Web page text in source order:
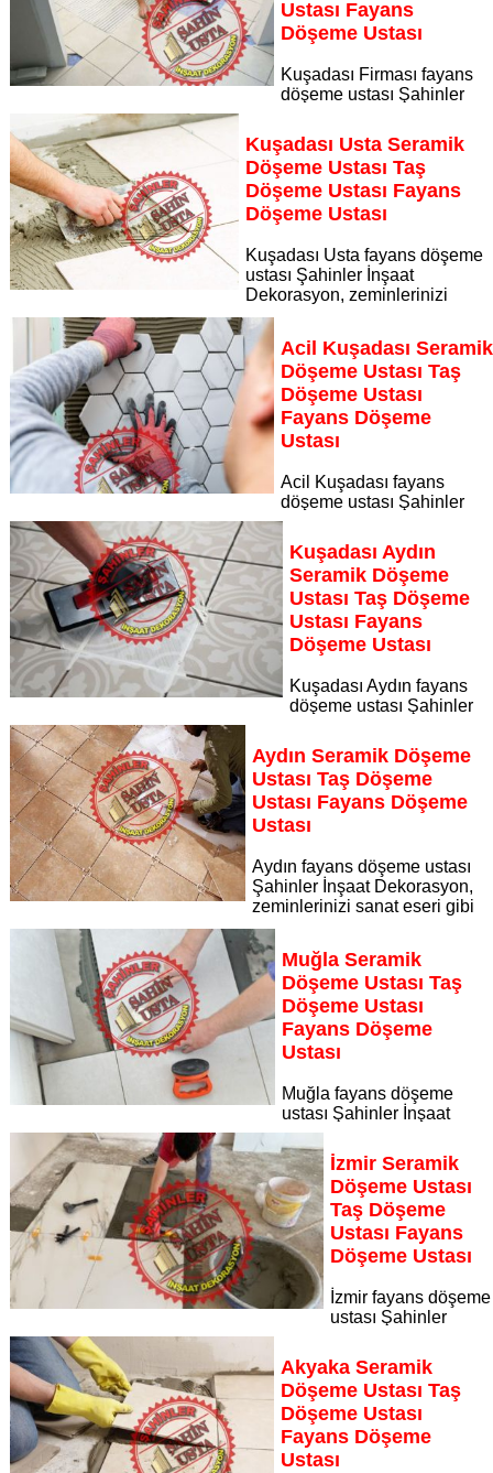
Ustası Fayans
Döşeme Ustası
Kuşadası Firması fayans
döşeme ustası Şahinler
İnşaat Dekorasyon, zeminlerinizi sanat eseri gibi işleyen
uzman kadrosuyla Kuşadası Firması bölgesine özel hizmet
sunuyor
Sayfaya Git
Kuşadası Usta Seramik
Döşeme Ustası Taş
Döşeme Ustası Fayans
Döşeme Ustası
Kuşadası Usta fayans döşeme
ustası Şahinler İnşaat
Dekorasyon, zeminlerinizi
sanat eseri gibi işleyen uzman kadrosuyla Kuşadası Usta
bölgesine özel hizmet sunuyor
Sayfaya Git
Acil Kuşadası Seramik
Döşeme Ustası Taş
Döşeme Ustası
Fayans Döşeme
Ustası
Acil Kuşadası fayans
döşeme ustası Şahinler
İnşaat Dekorasyon, zeminlerinizi sanat eseri gibi işleyen
uzman kadrosuyla Acil Kuşadası bölgesine özel hizmet
sunuyor
Sayfaya Git
Kuşadası Aydın
Seramik Döşeme
Ustası Taş Döşeme
Ustası Fayans
Döşeme Ustası
Kuşadası Aydın fayans
döşeme ustası Şahinler
İnşaat Dekorasyon, zeminlerinizi sanat eseri gibi işleyen
uzman kadrosuyla Kuşadası Aydın bölgesine özel hizmet
sunuyor
Sayfaya Git
Aydın Seramik Döşeme
Ustası Taş Döşeme
Ustası Fayans Döşeme
Ustası
Aydın fayans döşeme ustası
Şahinler İnşaat Dekorasyon,
zeminlerinizi sanat eseri gibi
işleyen uzman kadrosuyla Aydın bölgesine özel hizmet
sunuyor Aydın seramik döşeme ustası taş döşeme ustası
fayans döşeme ustası
Sayfaya Git
Muğla Seramik
Döşeme Ustası Taş
Döşeme Ustası
Fayans Döşeme
Ustası
Muğla fayans döşeme
ustası Şahinler İnşaat
Dekorasyon, zeminlerinizi sanat eseri gibi işleyen uzman
kadrosuyla Muğla bölgesine özel hizmet sunuyor Muğla
seramik döşeme ustası taş döşeme ustası fayans döşeme
ustası
Sayfaya Git
İzmir Seramik
Döşeme Ustası
Taş Döşeme
Ustası Fayans
Döşeme Ustası
İzmir fayans döşeme
ustası Şahinler
İnşaat Dekorasyon, zeminlerinizi sanat eseri gibi işleyen
uzman kadrosuyla İzmir bölgesine özel hizmet sunuyor İzmir
seramik döşeme ustası taş döşeme ustası fayans döşeme
ustası
Sayfaya Git
Akyaka Seramik
Döşeme Ustası Taş
Döşeme Ustası
Fayans Döşeme
Ustası